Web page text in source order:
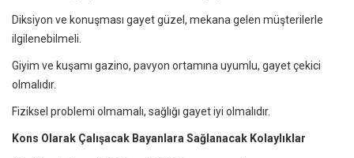
Diksiyon ve konuşması gayet güzel, mekana gelen müşterilerle
ilgilenebilmeli.
Giyim ve kuşamı gazino, pavyon ortamına uyumlu, gayet çekici
olmalıdır.
Fiziksel problemi olmamalı, sağlığı gayet iyi olmalıdır.
Kons Olarak Çalışacak Bayanlara Sağlanacak Kolaylıklar